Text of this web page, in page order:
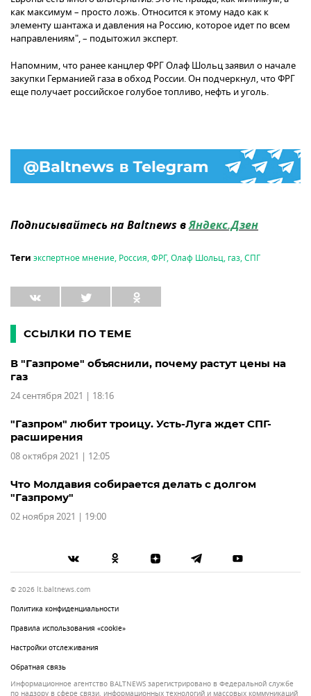
как максимум – просто ложь. Относится к этому надо как к
элементу шантажа и давления на Россию, которое идет по всем
направлениям", – подытожил эксперт.
Напомним, что ранее канцлер ФРГ Олаф Шольц заявил о начале
закупки Германией газа в обход России. Он подчеркнул, что ФРГ
еще получает российское голубое топливо, нефть и уголь.
Подписывайтесь на Baltnews вЯндекс.Дзен
Теги экспертное мнение, Россия,ФРГ,Олаф Шольц, газ,СПГ
ССЫЛКИ ПО ТЕМЕ
В "Газпроме" объяснили, почему растут цены на
газ
24 сентября 2021 | 18:16
"Газпром" любит троицу. Усть-Луга ждет СПГ-
расширения
08 октября 2021 | 12:05
Что Молдавия собирается делать с долгом
"Газпрому"
02 ноября 2021 | 19:00
© 2026 lt.baltnews.com
Политика конфиденциальности
Правила использования «cookie»
Настройки отслеживания
Обратная связь
Информационное агентство BALTNEWS зарегистрировано в Федеральной службе
по надзору в сфере связи, информационных технологий и массовых коммуникаций